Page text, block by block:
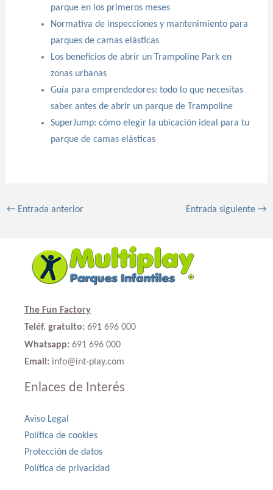
parque en los primeros meses
Normativa de inspecciones y mantenimiento para
parques de camas elásticas
Los beneficios de abrir un Trampoline Park en
zonas urbanas
Guía para emprendedores: todo lo que necesitas
saber antes de abrir un parque de Trampoline
SuperJump: cómo elegir la ubicación ideal para tu
parque de camas elásticas
←Entrada anterior Entrada siguiente→
The Fun Factory
Teléf. gratuito: 691 696 000
Whatsapp: 691 696 000
Email: info@int-play.com
Enlaces de Interés
Aviso Legal
Política de cookies
Protección de datos
Política de privacidad